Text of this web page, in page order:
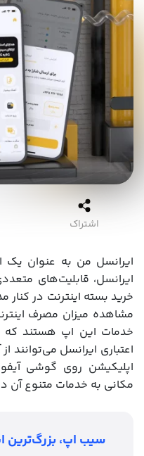
اشتراک
ایرانسل من به عنوان یک
ایرانسل، قابلیت‌های
خرید بسته اینترنت در
مشاهده میزان مصرف
خدمات این اپ هستند که
اعتباری ایرانسل می‌توانند
اپلیکیشن روی گوشی
مکانی به خدمات متنوع آن
سیب اپ، بزرگ‌ترین